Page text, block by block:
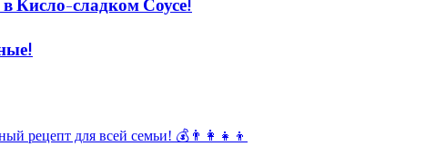
Кисло-сладком Соусе!